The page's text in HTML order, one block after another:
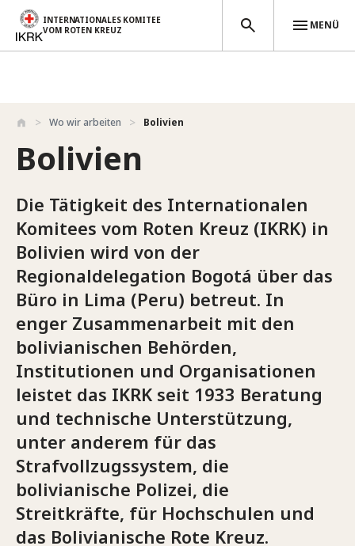
Direkt zum Inhalt
INTERNATIONALES KOMITEE
VOM ROTEN KREUZ
MENÜ
Wo wir arbeiten Bolivien
Bolivien
Die Tätigkeit des Internationalen
Komitees vom Roten Kreuz (IKRK) in
Bolivien wird von der
Regionaldelegation Bogotá über das
Büro in Lima (Peru) betreut. In
enger Zusammenarbeit mit den
bolivianischen Behörden,
Institutionen und Organisationen
leistet das IKRK seit 1933 Beratung
und technische Unterstützung,
unter anderem für das
Strafvollzugssystem, die
bolivianische Polizei, die
Streitkräfte, für Hochschulen und
das Bolivianische Rote Kreuz.